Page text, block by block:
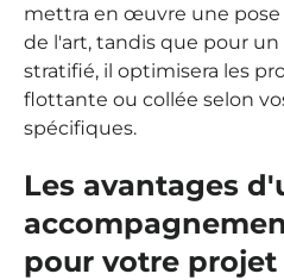
mettra en œuvre une pose
de l'art, tandis que pour
stratifié, il optimisera les
flottante ou collée selon
spécifiques.
Les avantages
pour votre projet